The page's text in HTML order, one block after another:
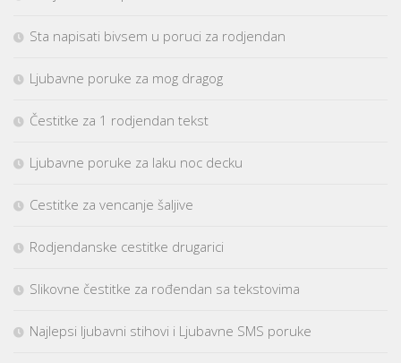
Sta napisati bivsem u poruci za rodjendan
Ljubavne poruke za mog dragog
Čestitke za 1 rodjendan tekst
Ljubavne poruke za laku noc decku
Cestitke za vencanje šaljive
Rodjendanske cestitke drugarici
Slikovne čestitke za rođendan sa tekstovima
Najlepsi ljubavni stihovi i Ljubavne SMS poruke